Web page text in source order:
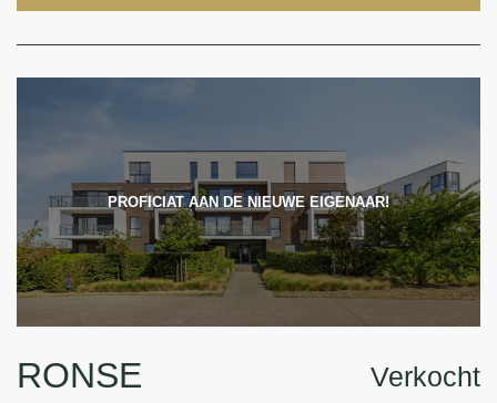
PROFICIAT AAN DE NIEUWE EIGENAAR!
RONSE Verkocht